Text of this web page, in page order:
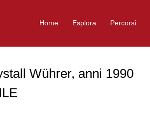
Home Esplora Percorsi
Wührer, anni 1990